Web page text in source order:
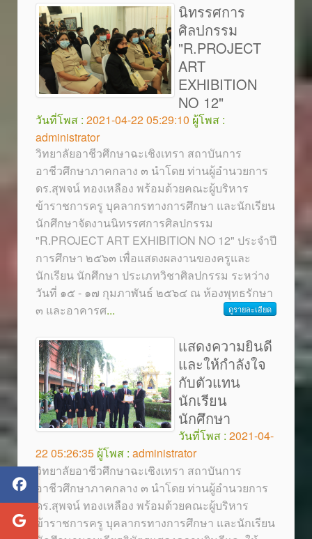
นิทรรศการ
ศิลปกรรม
"R.PROJECT
ART
EXHIBITION
NO 12"
วันที่โพส : 2021-04-22 05:29:10 ผู้โพส :
administrator
วิทยาลัยอาชีวศึกษาฉะเชิงเทรา สถาบันการ
อาชีวศึกษาภาคกลาง ๓ นำโดย ท่านผู้อำนวยการ
ดร.สุพจน์ ทองเหลือง พร้อมด้วยคณะผู้บริหาร
ข้าราชการครู บุคลากรทางการศึกษา และนักเรียน
นักศึกษาจัดงานนิทรรศการศิลปกรรม
"R.PROJECT ART EXHIBITION NO 12" ประจำปี
การศึกษา ๒๕๖๓ เพื่อแสดงผลงานของครูและ
นักเรียน นักศึกษา ประเภทวิชาศิลปกรรม ระหว่าง
วันที่ ๑๕ - ๑๗ กุมภาพันธ์ ๒๕๖๔ ณ ห้องพุทธรักษา
๓ และอาคารศ... ดูรายละเอียด
แสดงความยินดี
และให้กำลังใจ
กับตัวแทน
นักเรียน
นักศึกษา
วันที่โพส : 2021-04-
22 05:26:35 ผู้โพส : administrator
วิทยาลัยอาชีวศึกษาฉะเชิงเทรา สถาบันการ
อาชีวศึกษาภาคกลาง ๓ นำโดย ท่านผู้อำนวยการ
ดร.สุพจน์ ทองเหลือง พร้อมด้วยคณะผู้บริหาร
ข้าราชการครู บุคลากรทางการศึกษา และนักเรียน